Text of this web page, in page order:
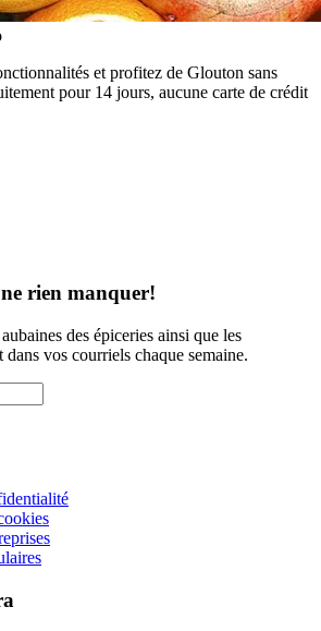
et profitez de Glouton sans
pour 14 jours, aucune carte de crédit
rien manquer!
des épiceries ainsi que les
dans vos courriels chaque semaine.